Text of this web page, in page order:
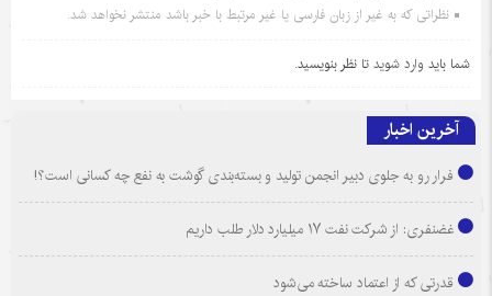
نظراتی که به غیر از زبان فارسی یا غیر مرتبط با خبر باشد منتشر نخواهد شد.
شما باید وارد شوید تا نظر بنویسید.
آخرین اخبار
فرار رو به جلوی دبیر انجمن تولید و بسته‌بندی گوشت به نفع چه کسانی است؟!
غضنفری: از شرکت نفت ۱۷ میلیارد دلار طلب داریم
قدرتی که از اعتماد ساخته می‌شود